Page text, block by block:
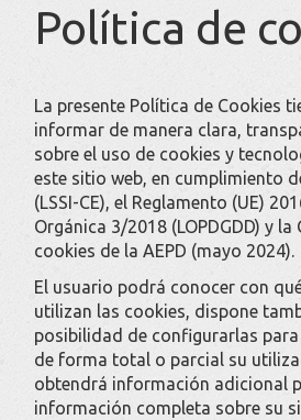
Política de
La presente Política de Cookies
informar de manera clara,
sobre el uso de cookies y
este sitio web, en cumplimiento
(LSSI-CE), el Reglamento (UE)
Orgánica 3/2018 (LOPDGDD) y
cookies de la AEPD (mayo 2024).
El usuario podrá conocer con
utilizan las cookies, dispone
posibilidad de configurarlas
de forma total o parcial su
obtendrá información adicional
información completa sobre su